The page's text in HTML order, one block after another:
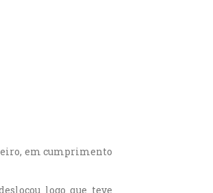
em cumprimento
logo que teve